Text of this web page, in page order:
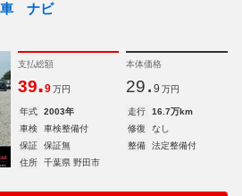
車 ナビ
支払総額
39.9 万円
本体価格
29. 9 万円
年式 2003年 走行
16.7万km
車検
車検整備付 修復
なし
保証
保証無 整備
法定整備付
住所
千葉県 野田市